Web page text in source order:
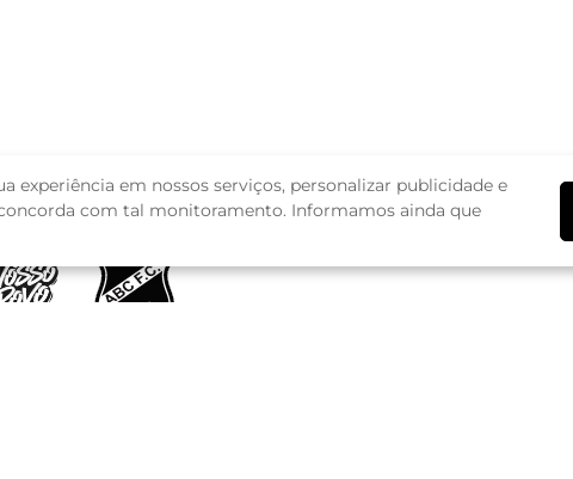
experiência em nossos serviços, personalizar publicidade e
com tal monitoramento. Informamos ainda que